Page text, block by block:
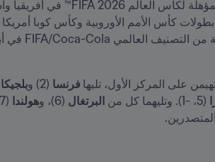
فرنسا (2) و بلجيكا
(5، -1). وتليهما كل من البرتغال (6)، و هولندا (7) و